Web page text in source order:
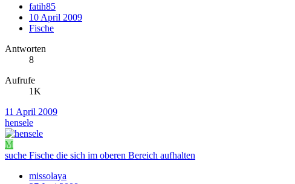
fatih85
10 April 2009
Fische
Antworten
8
Aufrufe
1K
11 April 2009
hensele
M
suche Fische die sich im oberen Bereich aufhalten
missolaya